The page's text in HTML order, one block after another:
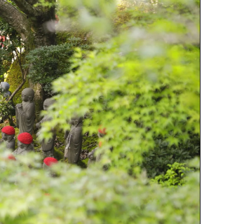
フォトダウンロード
関連リンク